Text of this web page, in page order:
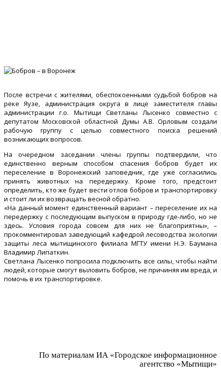
После встречи с жителями, обеспокоенными судьбой бобров на
реке Яузе, администрация округа в лице заместителя главы
администрации г.о. Мытищи Светланы Лысенко совместно с
депутатом Московской областной Думы А.В. Орловым создали
рабочую группу с целью совместного поиска решений
возникающих вопросов.
На очередном заседании члены группы подтвердили, что
единственно верным способом спасения бобров будет их
переселение в Воронежский заповедник, где уже согласились
принять животных на передержку. Кроме того, предстоит
определить, кто же будет вести отлов бобров и транспортировку
и стоит ли их возвращать весной обратно.
«На данный момент единственный вариант – переселение их на
передержку с последующим выпуском в природу где-либо, но не
здесь. Условия города совсем для них не благоприятны», –
прокомментировал заведующий кафедрой лесоводства экологии
защиты леса мытищинского филиала МГТУ имени Н.Э. Баумана
Владимир Липаткин.
Светлана Лысенко попросила подключить все силы, чтобы найти
людей, которые смогут выловить бобров, не причиняя им вреда, и
помочь в их транспортировке.
По материалам ИА «Городское информационное
агентство «Мытищи»